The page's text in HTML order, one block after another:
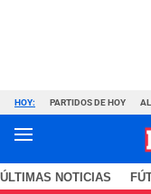
HOY: PARTIDOS DE HOY
ÚLTIMAS NOTICIAS